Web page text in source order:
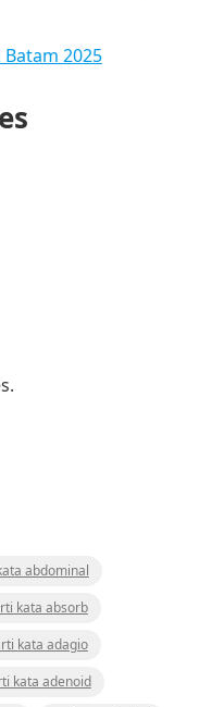
2025
abdominal
kata absorb
kata adagio
kata adenoid